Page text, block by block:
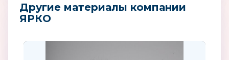
Другие материалы компании
ЯРКО